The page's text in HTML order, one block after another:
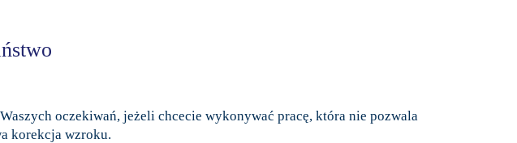
oczekiwań, jeżeli chcecie wykonywać pracę, która nie pozwala
korekcja wzroku.